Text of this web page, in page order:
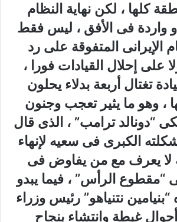
كلها ، لكن نهاية النظام
واردة فى الأفق ، ليس فقط
الإيرانى المتفوقة على رد
على إحلال القيادات فورا ،
تغتال أربعة بدلاء يحلون
، وهو ما يثير تعجب وجنون
“دونالد ترامب” ، الذى قال
الكبرى فى سعيه لإنهاء
لا يعرف مع من يفاوض فى
“مقطوع الرأس” ، فيما يبدو
نتنياهو” رئيس وزراء
غبطة وانتشاء بنجاح